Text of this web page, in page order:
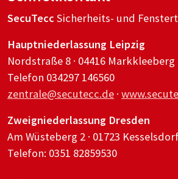
SecuTecc Sicherheits- und
Hauptniederlassung Leipzig
Nordstraße 8 · 04416 Markkleeberg
Telefon 034297 146560
zentrale@secutecc.de ·
Zweigniederlassung Dresden
Am Wüsteberg 2 · 01723
Telefon: 0351 82859530